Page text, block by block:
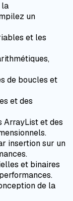
la
un
et les
de boucles et
et des
ArrayList et des
insertion sur un
et binaires
de la